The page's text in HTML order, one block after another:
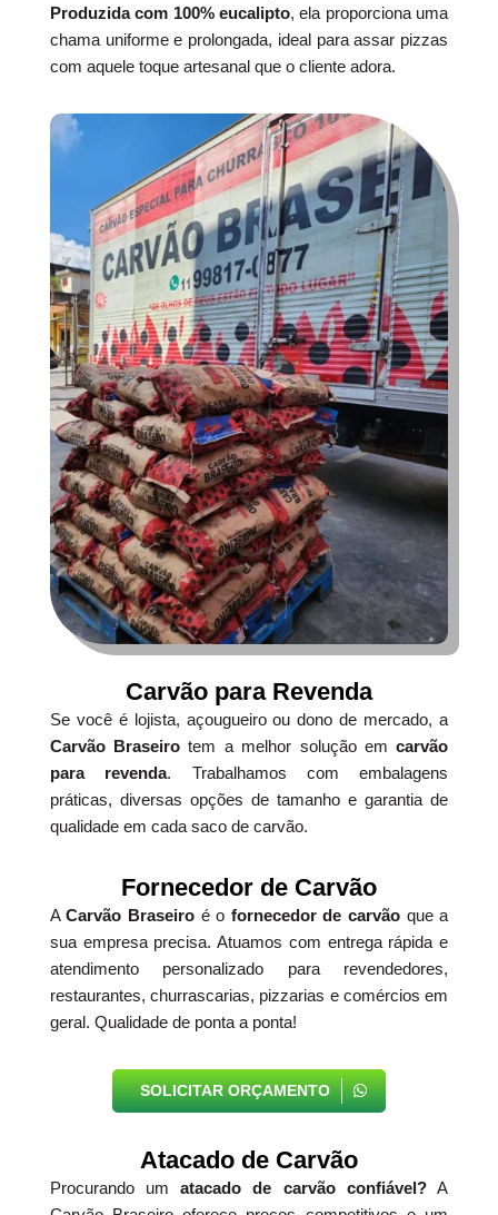
Produzida com 100% eucalipto, ela proporciona uma
chama uniforme e prolongada, ideal para assar pizzas
com aquele toque artesanal que o cliente adora.
Carvão para Revenda
Se você é lojista, açougueiro ou dono de mercado, a
Carvão Braseiro tem a melhor solução emcarvão
para revenda. Trabalhamos com embalagens
práticas, diversas opções de tamanho e garantia de
qualidade em cada saco de carvão.
Fornecedor de Carvão
ACarvão Braseiro é o fornecedor de carvão que a
sua empresa precisa. Atuamos com entrega rápida e
atendimento personalizado para revendedores,
restaurantes, churrascarias, pizzarias e comércios em
geral. Qualidade de ponta a ponta!
SOLICITAR ORÇAMENTO
Atacado de Carvão
Procurando umatacado de carvão confiável?A